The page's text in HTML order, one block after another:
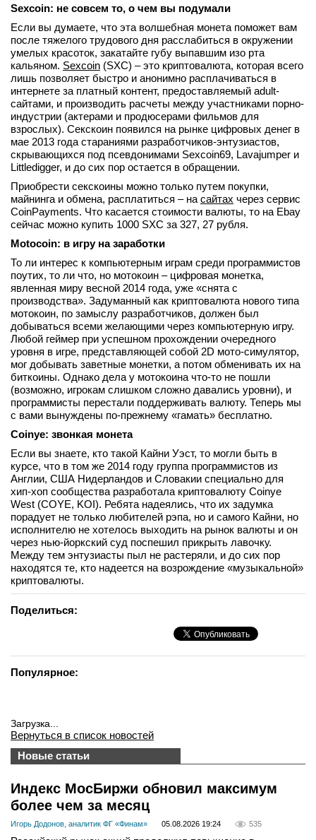
Sexcoin: не совсем то, о чем вы подумали
Если вы думаете, что эта волшебная монета поможет вам
после тяжелого трудового дня расслабиться в окружении
умелых красоток, закатайте губу выпавшим изо рта
кальяном. Sexcoin (SXC) – это криптовалюта, которая всего
лишь позволяет быстро и анонимно расплачиваться в
интернете за платный контент, предоставляемый adult-
сайтами, и производить расчеты между участниками порно-
индустрии (актерами и продюсерами фильмов для
взрослых). Секскоин появился на рынке цифровых денег в
мае 2013 года стараниями разработчиков-энтузиастов,
скрывающихся под псевдонимами Sexcoin69, Lavajumper и
Littledigger, и до сих пор остается в обращении.
Приобрести секскоины можно только путем покупки,
майнинга и обмена, расплатиться – на сайтах через сервис
CoinPayments. Что касается стоимости валюты, то на Ebay
сейчас можно купить 1000 SXC за 327, 27 рубля.
Motocoin: в игру на заработки
То ли интерес к компьютерным играм среди программистов
поутих, то ли что, но мотокоин – цифровая монетка,
явленная миру весной 2014 года, уже «снята с
производства». Задуманный как криптовалюта нового типа
мотокоин, по замыслу разработчиков, должен был
добываться всеми желающими через компьютерную игру.
Любой геймер при успешном прохождении очередного
уровня в игре, представляющей собой 2D мото-симулятор,
мог добывать заветные монетки, а потом обменивать их на
биткоины. Однако дела у мотокоина что-то не пошли
(возможно, игрокам слишком сложно давались уровни), и
программисты перестали поддерживать валюту. Теперь мы
с вами вынуждены по-прежнему «гамать» бесплатно.
Coinye: звонкая монета
Если вы знаете, кто такой Кайни Уэст, то могли быть в
курсе, что в том же 2014 году группа программистов из
Англии, США Нидерландов и Словакии специально для
хип-хоп сообщества разработала криптовалюту Coinye
West (COYE, KOI). Ребята надеялись, что их задумка
порадует не только любителей рэпа, но и самого Кайни, но
исполнителю не хотелось выходить на рынок валюты и он
через нью-йоркский суд поспешил прикрыть лавочку.
Между тем энтузиасты пыл не растеряли, и до сих пор
находятся те, кто надеется на возрождение «музыкальной»
криптовалюты.
Поделиться:
Популярное:
Загрузка...
Вернуться в список новостей
Новые статьи
Индекс МосБиржи обновил максимум
более чем за месяц
Игорь Додонов, аналитик ФГ «Финам» 05.08.2026 19:24 535